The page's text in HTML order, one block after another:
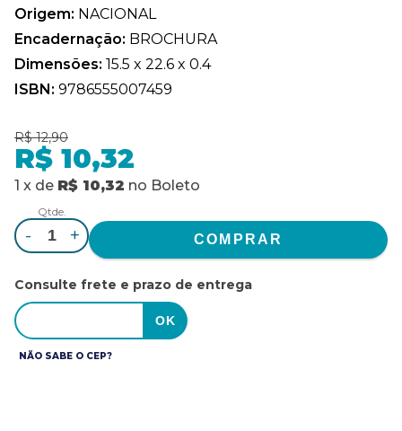
Origem: NACIONAL
Encadernação: BROCHURA
Dimensões: 15.5 x 22.6 x 0.4
ISBN: 9786555007459
R$ 12,90
R$ 10,32
1 x de R$ 10,32 no Boleto
Qtde.
- +
Consulte frete e prazo de entrega
NÃO SABE O CEP?